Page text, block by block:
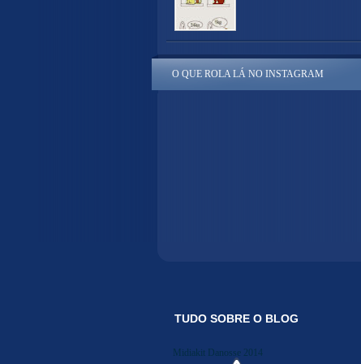
O QUE ROLA LÁ NO INSTAGRAM
TUDO SOBRE O BLOG
Midiakit Danosse 2014